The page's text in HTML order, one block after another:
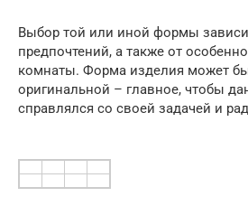
Выбор той или иной формы
предпочтений, а также от
комнаты. Форма изделия может
оригинальной – главное, чтобы
справлялся со своей задачей и